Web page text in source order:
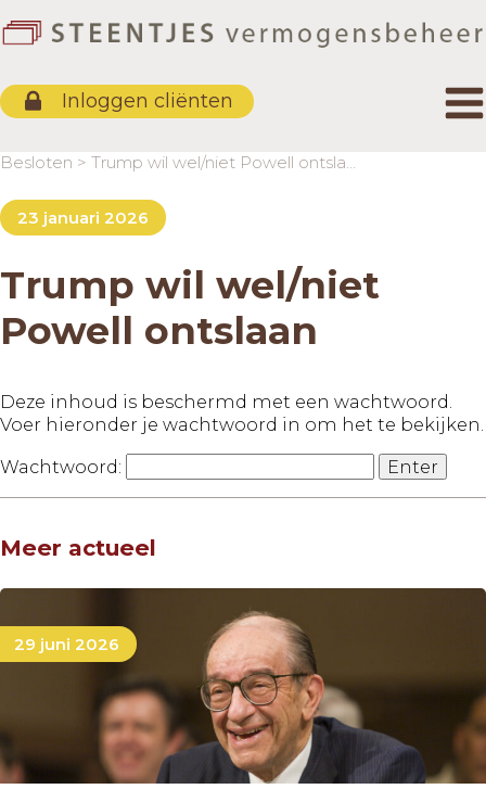
Inloggen cliënten
Besloten > Trump wil wel/niet Powell ontslaan
23 januari 2026
Trump wil wel/niet
Powell ontslaan
Deze inhoud is beschermd met een wachtwoord.
Voer hieronder je wachtwoord in om het te bekijken.
Wachtwoord:
Meer actueel
29 juni 2026
Protocol Stroomlijning
Kapitaaloverdrachten
Duurzaamheid investeren
Beloningsbeleid